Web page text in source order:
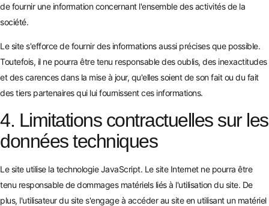
de fournir une information concernant l'ensemble des activités de la
société.
Le site s'efforce de fournir des informations aussi précises que possible.
Toutefois, il ne pourra être tenu responsable des oublis, des inexactitudes
et des carences dans la mise à jour, qu'elles soient de son fait ou du fait
des tiers partenaires qui lui fournissent ces informations.
4. Limitations contractuelles sur les
données techniques
Le site utilise la technologie JavaScript. Le site Internet ne pourra être
tenu responsable de dommages matériels liés à l'utilisation du site. De
plus, l'utilisateur du site s'engage à accéder au site en utilisant un matériel